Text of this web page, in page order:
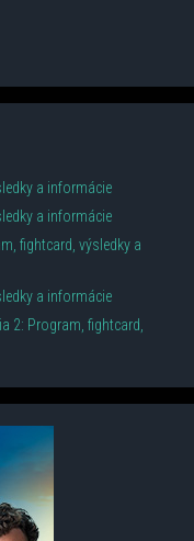
a informácie
a informácie
fightcard, výsledky a
a informácie
2: Program, fightcard,